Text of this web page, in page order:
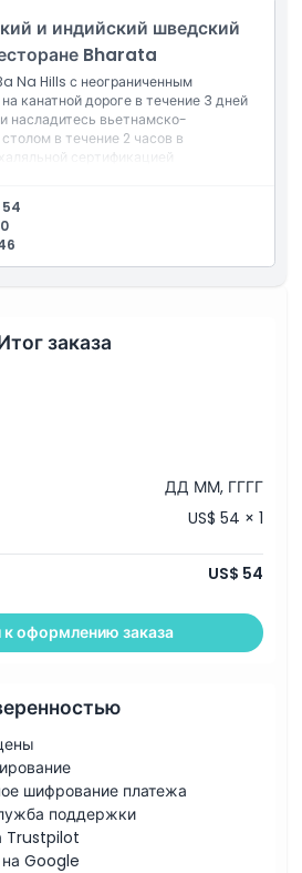
срока действия билета)
и индийский шведский
Bharata
Na Hills с неограниченным
канатной дороге в течение 3 дней
насладитесь вьетнамско-
в течение 2 часов в
сертификацией
стол в ресторане Bharata
шведский стол,
Халяль), однократное
срока действия билета,
54
заказа
ДД ММ, ГГГГ
US$ 54 × 1
US$ 54
к оформлению заказа
шифрование платежа
поддержки
Trustpilot
на Google